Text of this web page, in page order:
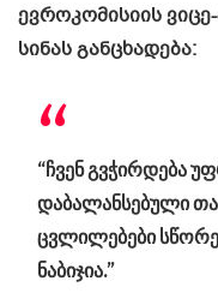
ევროკომისიის
სინას განცხადება:
“ჩვენ გვჭირდება
დაბალანსებული
ცვლილებები
ნაბიჯია.”